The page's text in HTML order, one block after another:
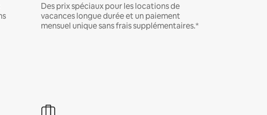
Des prix spéciaux pour les locations de
vacances longue durée et un paiement
mensuel unique sans frais supplémentaires.*